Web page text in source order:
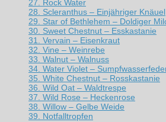
27. Rock Water
28. Scleranthus – Einjähriger Knäuel
29. Star of Bethlehem – Doldiger
30. Sweet Chestnut – Esskastanie
31. Vervain – Eisenkraut
32. Vine – Weinrebe
33. Walnut – Walnuss
34. Water Violet –
35. White Chestnut – Rosskastanie
36. Wild Oat – Waldtrespe
37. Wild Rose – Heckenrose
38. Willow – Gelbe Weide
39. Notfalltropfen